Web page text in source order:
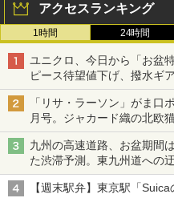
アクセスランキング
1時間 24時間
ユニクロ、今日から「お盆
ピース待望値下げ、撥水ギ
「リサ・ラーソン」がま口
月号。ジャカード織の北欧
九州の高速道路、お盆期間
た渋滞予測。東九州道への
【週末駅弁】東京駅「